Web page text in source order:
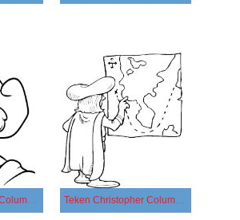
Teken Christopher Columbus gratis voor kinderen Teken Christopher Columbus gratis